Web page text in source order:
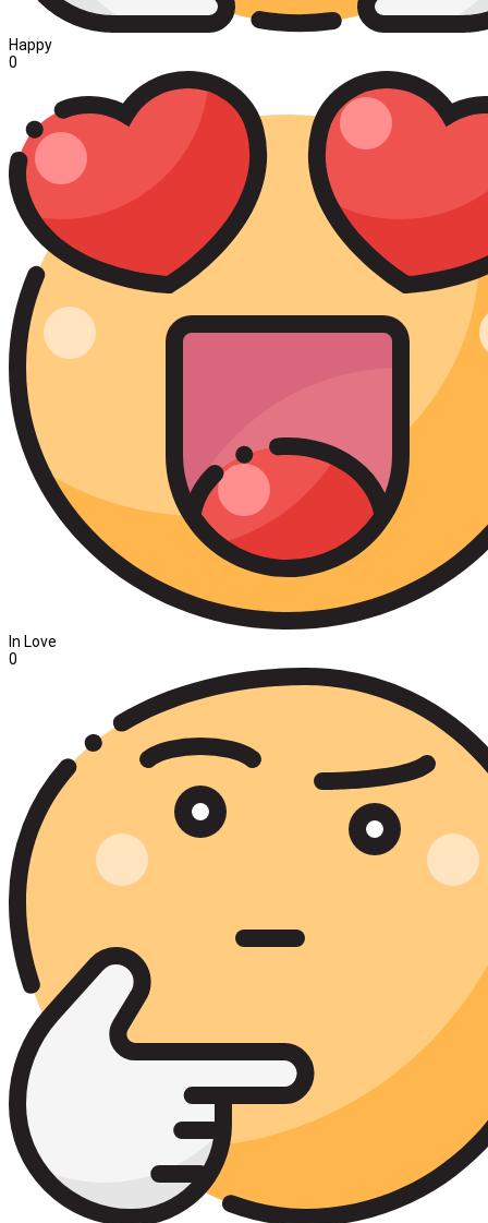
Happy
0
In Love
0